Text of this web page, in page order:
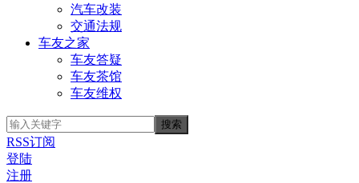
汽车改装
交通法规
车友之家
车友答疑
车友茶馆
车友维权
RSS订阅
登陆
注册